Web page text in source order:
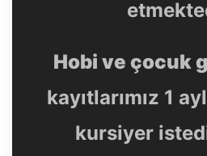
Hobi ve çocuk
kayıtlarımız 1
kursiyer